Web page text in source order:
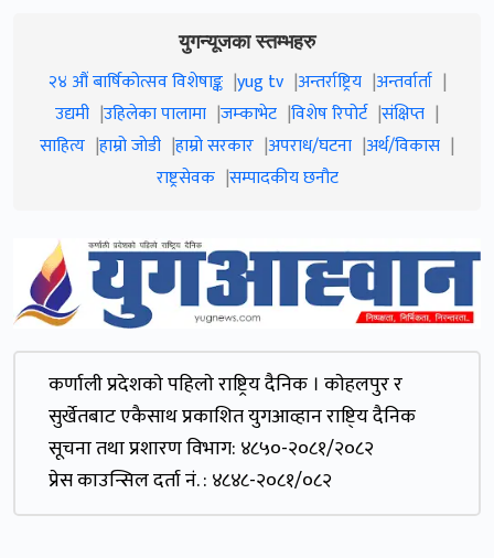
युगन्यूजका स्तम्भहरु
२४ औं बार्षिकोत्सव विशेषाङ्क yug tv अन्तर्राष्ट्रिय अन्तर्वार्ता
उद्यमी उहिलेका पालामा जम्काभेट विशेष रिपोर्ट संक्षिप्त
साहित्य हाम्रो जाेडी हाम्रो सरकार अपराध/घटना अर्थ/विकास
राष्ट्रसेवक सम्पादकीय छनौट
कर्णाली प्रदेशकाे पहिलाे राष्ट्रिय दैनिक । काेहलपुर र
सुर्खेतबाट एकैसाथ प्रकाशित युगआव्हान राष्टि्य दैनिक
सूचना तथा प्रशारण विभाग: ४८५०-२०८१/२०८२
प्रेस काउन्सिल दर्ता नं. : ४८४८-२०८१/०८२